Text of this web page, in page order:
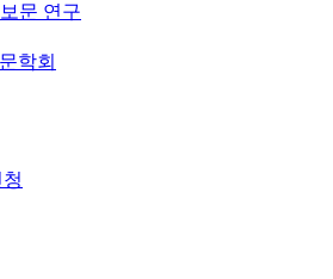
문 연구
학회